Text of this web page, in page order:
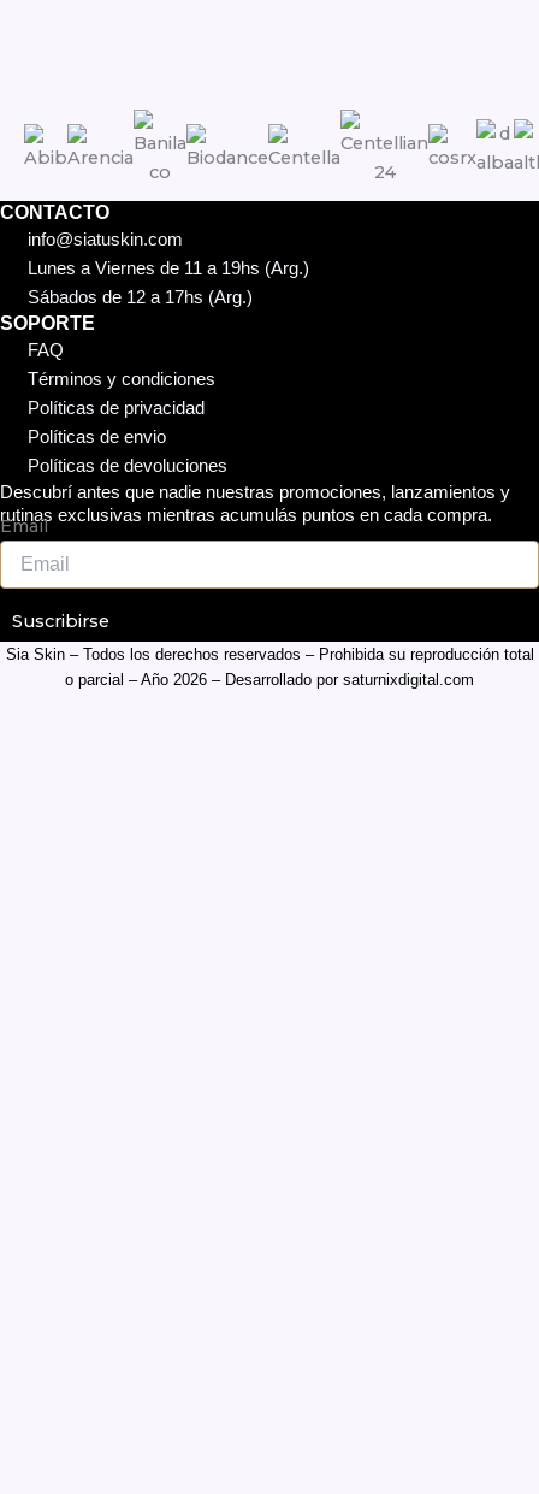
CONTACTO
info@siatuskin.com
Lunes a Viernes de 11 a 19hs (Arg.)
Sábados de 12 a 17hs (Arg.)
SOPORTE
FAQ
Términos y condiciones
Políticas de privacidad
Políticas de envio
Políticas de devoluciones
Descubrí antes que nadie nuestras promociones, lanzamientos y
rutinas exclusivas mientras acumulás puntos en cada compra.
Email
Suscribirse
Sia Skin – Todos los derechos reservados – Prohibida su reproducción total
o parcial – Año 2026 – Desarrollado por saturnixdigital.com